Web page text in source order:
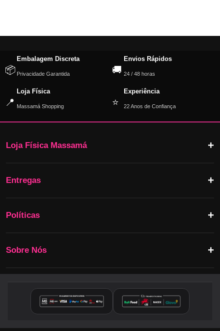
📦
Embalagem Discreta
Privacidade Garantida 🚚
Envios Rápidos
24 / 48 horas
📍
Loja Física
Massamá Shopping ⭐
Experiência
22 Anos de Confiança
Loja Física Massamá
Entregas
Políticas
Sobre Nós